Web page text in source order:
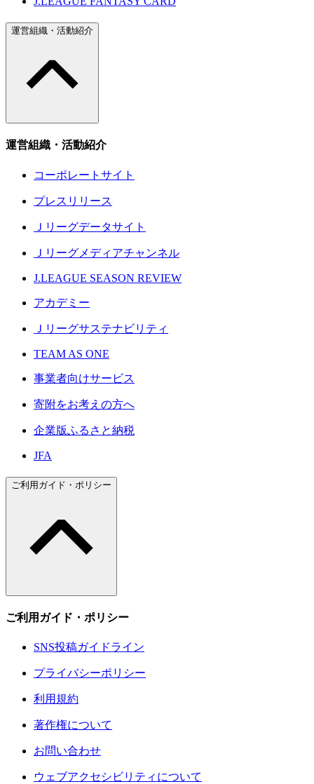
運営組織・活動紹介
運営組織・活動紹介
コーポレートサイト
プレスリリース
Ｊリーグデータサイト
Ｊリーグメディアチャンネル
J.LEAGUE SEASON REVIEW
アカデミー
Ｊリーグサステナビリティ
TEAM AS ONE
事業者向けサービス
寄附をお考えの方へ
企業版ふるさと納税
JFA
ご利用ガイド・ポリシー
ご利用ガイド・ポリシー
SNS投稿ガイドライン
プライバシーポリシー
利用規約
著作権について
お問い合わせ
ウェブアクセシビリティについて